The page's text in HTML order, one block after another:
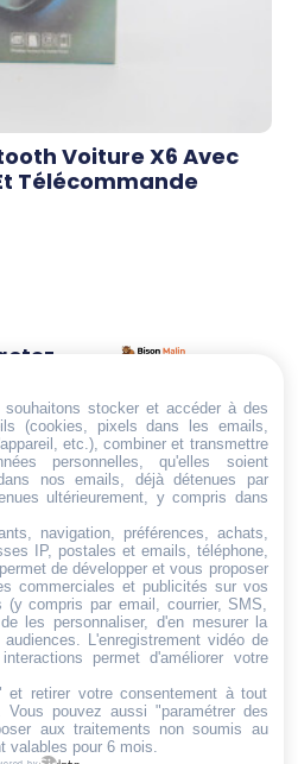
Voiture X6 Avec
Télécommande
Trouvez ce qu'il vous faut,
au bon endroit
stocker et accéder à des
(cookies, pixels dans les emails,
etc.), combiner et transmettre
personnelles, qu'elles soient
nos emails, déjà détenues par
ultérieurement, y compris dans
navigation, préférences, achats,
IP, postales et emails, téléphone,
de développer et vous proposer
commerciales et publicités sur vos
compris par email, courrier, SMS,
les personnaliser, d'en mesurer la
L'enregistrement vidéo de
permet d'améliorer votre
et retirer votre consentement à tout
. Vous pouvez aussi "paramétrer des
aux traitements non soumis au
valables pour 6 mois.